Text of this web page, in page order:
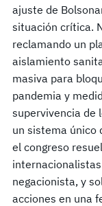
ajuste de
situación crítica.
reclamando un
aislamiento
masiva para
pandemia y
supervivencia de
un sistema único
el congreso
negacionista, y
acciones en una